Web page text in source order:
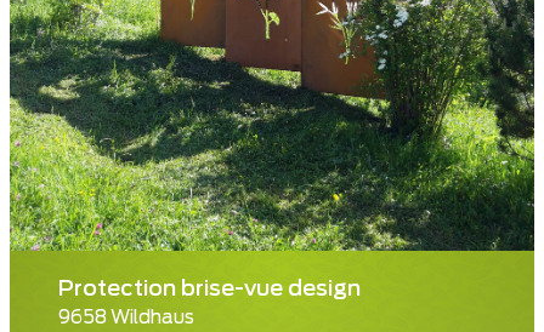
Protection brise-vue design
9658 Wildhaus